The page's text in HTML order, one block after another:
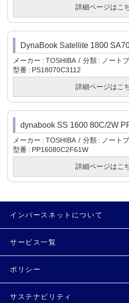
詳細ページはこ
DynaBook Satellite 1800
メーカー TOSHIBA 分類
ノート
型番
PS18070C3112
詳細ページはこ
dynabook SS 1600 80C/2W
メーカー TOSHIBA 分類
ノート
型番
PP16080C2F61W
詳細ページはこ
インバースネットについて
サービス一覧
ポリシー
サステナビリティ